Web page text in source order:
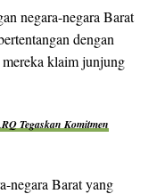
negara-negara Barat
dengan
klaim junjung
Tegaskan Komitmen
negara Barat yang